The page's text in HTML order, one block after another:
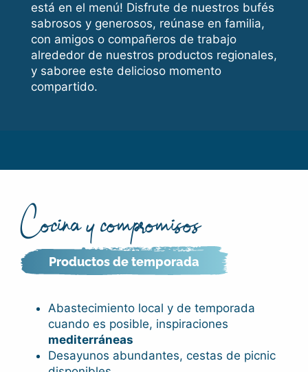
está en el menú! Disfrute de nuestros bufés
sabrosos y generosos, reúnase en familia,
con amigos o compañeros de trabajo
alrededor de nuestros productos regionales,
y saboree este delicioso momento
compartido.
Cocina y compromisos
Productos de temporada
Abastecimiento local y de temporada
cuando es posible, inspiraciones
mediterráneas
Desayunos abundantes, cestas de picnic